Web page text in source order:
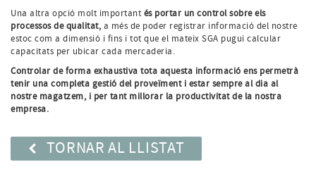
Una altra opció molt importantés portar un control sobre els
processos de qualitat, a més de poder registrar informació del nostre
estoc com a dimensió i fins i tot que el mateix SGA pugui calcular
capacitats per ubicar cada mercaderia.
Controlar de forma exhaustiva tota aquesta informació ens permetrà
tenir una completa gestió del proveïment i estar sempre al dia al
nostre magatzem, i per tant millorar la productivitat de la nostra
empresa.
TORNAR AL LLISTAT